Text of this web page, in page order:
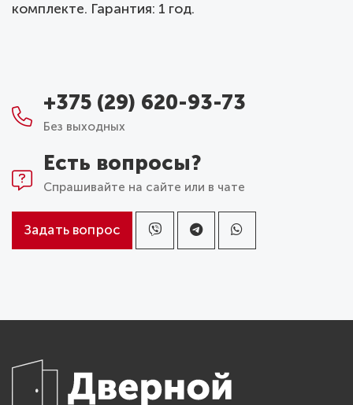
комплекте. Гарантия: 1 год.
+375 (29) 620-93-73
Без выходных
Есть вопросы?
Спрашивайте на сайте или в чате
Задать вопрос